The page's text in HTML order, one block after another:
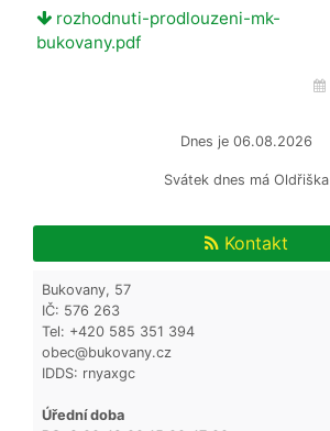
rozhodnuti-prodlouzeni-mk-
bukovany.pdf
Dnes je 06.08.2026
Svátek dnes má Oldřiška
Kontakt
Bukovany, 57
IČ: 576 263
Tel: +420 585 351 394
obec@bukovany.cz
IDDS: rnyaxgc
Úřední doba